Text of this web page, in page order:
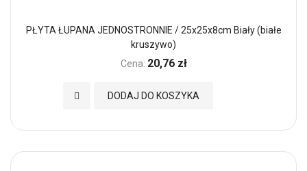
PŁYTA ŁUPANA JEDNOSTRONNIE / 25x25x8cm Biały (białe
kruszywo)
Cena: 20,76 zł
DODAJ DO KOSZYKA
Dodaj do Ulubionych